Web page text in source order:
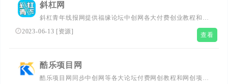
斜杠网
斜杠青年线报网提供福缘论坛中创网各大付费创业教程和创
业项目，聚合知识付费VIP创业课程包含自媒体，拼多多，
淘宝电商营销教程，SEO技术、短视频抖音快手等，副业创
2023-06-13 [资源] 查看
酷乐项目网
酷乐项目网同步中创网等各大论坛付费网创教程和网创项